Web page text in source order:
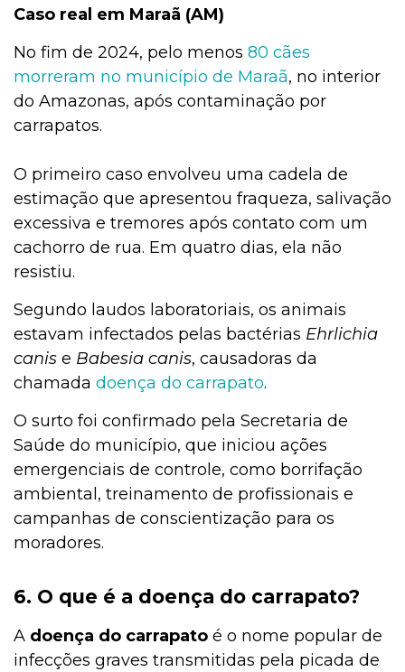
Caso real em Maraã (AM)
No fim de 2024, pelo menos 80 cães
morreram no município de Maraã, no interior
do Amazonas, após contaminação por
carrapatos.
O primeiro caso envolveu uma cadela de
estimação que apresentou fraqueza, salivação
excessiva e tremores após contato com um
cachorro de rua. Em quatro dias, ela não
resistiu.
Segundo laudos laboratoriais, os animais
estavam infectados pelas bactérias Ehrlichia
canis e Babesia canis, causadoras da
chamada doença do carrapato.
O surto foi confirmado pela Secretaria de
Saúde do município, que iniciou ações
emergenciais de controle, como borrifação
ambiental, treinamento de profissionais e
campanhas de conscientização para os
moradores.
6. O que é a doença do carrapato?
A doença do carrapato é o nome popular de
infecções graves transmitidas pela picada de